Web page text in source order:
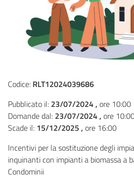
Codice: RLT12024039686
Pubblicato il: 23/07/2024 , ore 10:00
Domande dal: 23/07/2024 , ore
Scade il: 15/12/2025 , ore 16:00
Incentivi per la sostituzione degli
inquinanti con impianti a biomassa a
Condominii